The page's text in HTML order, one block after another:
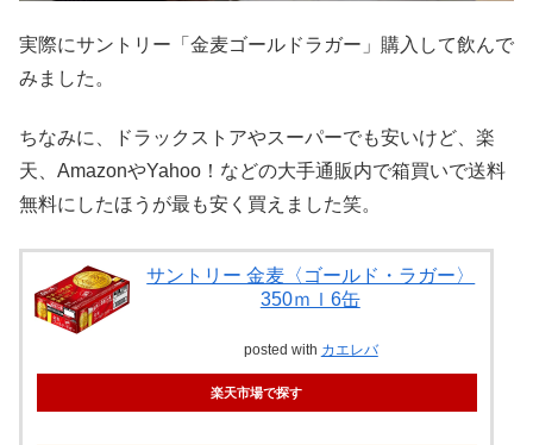
実際にサントリー「金麦ゴールドラガー」購入して飲んで
みました。
ちなみに、ドラックストアやスーパーでも安いけど、楽
天、AmazonやYahoo！などの大手通販内で箱買いで送料
無料にしたほうが最も安く買えました笑。
サントリー 金麦〈ゴールド・ラガー〉
350ｍｌ6缶
posted with カエレバ
楽天市場で探す